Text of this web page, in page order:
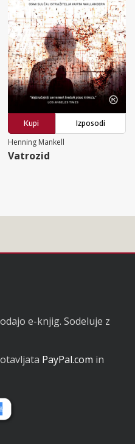
Kupi
Izposodi
Henning Mankell
Vatrozid
e-knjig. Sodeluje z
PayPal.com in